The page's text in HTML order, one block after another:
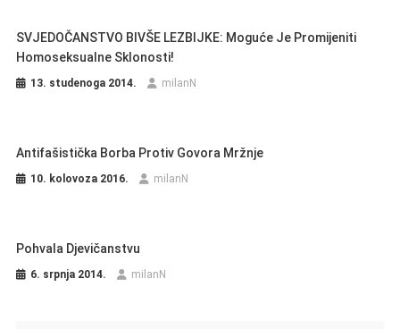
SVJEDOČANSTVO BIVŠE LEZBIJKE: Moguće Je Promijeniti
Homoseksualne Sklonosti!
13. studenoga 2014. milanN
Antifašistička Borba Protiv Govora Mržnje
10. kolovoza 2016. milanN
Pohvala Djevičanstvu
6. srpnja 2014. milanN